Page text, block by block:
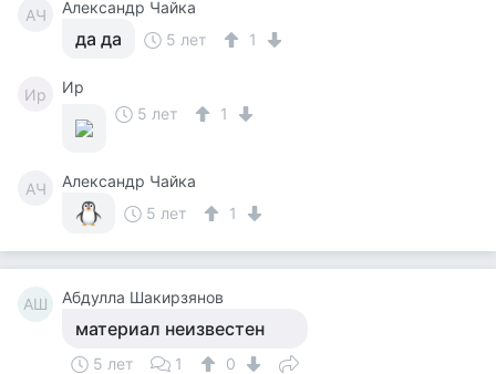
АЧ Александр Чайка
да да 5 лет 1
Ир
Ир
5 лет
1
АЧ
Александр Чайка
5 лет
1
АШ Абдулла Шакирзянов
материал неизвестен
5 лет 1 0